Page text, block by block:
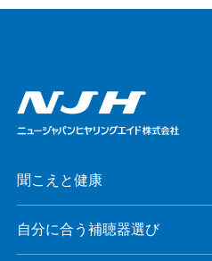
聞こえと健康
自分に合う補聴器選び